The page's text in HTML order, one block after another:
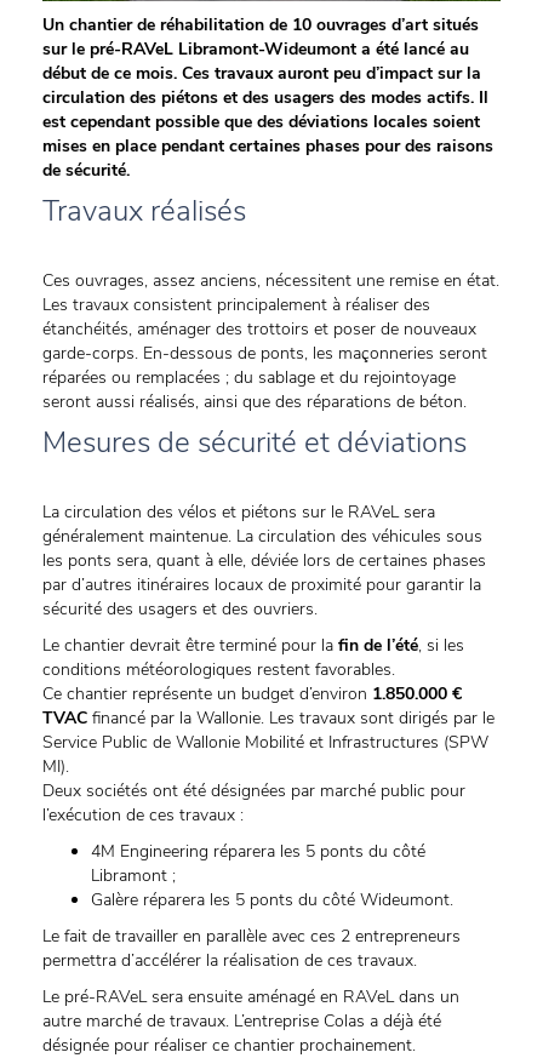
Un chantier de réhabilitation de 10 ouvrages d’art situés
sur le pré-RAVeL Libramont-Wideumont a été lancé au
début de ce mois. Ces travaux auront peu d’impact sur la
circulation des piétons et des usagers des modes actifs. Il
est cependant possible que des déviations locales soient
mises en place pendant certaines phases pour des raisons
de sécurité.
Travaux réalisés
Ces ouvrages, assez anciens, nécessitent une remise en état.
Les travaux consistent principalement à réaliser des
étanchéités, aménager des trottoirs et poser de nouveaux
garde-corps. En-dessous de ponts, les maçonneries seront
réparées ou remplacées ; du sablage et du rejointoyage
seront aussi réalisés, ainsi que des réparations de béton.
Mesures de sécurité et déviations
La circulation des vélos et piétons sur le RAVeL sera
généralement maintenue. La circulation des véhicules sous
les ponts sera, quant à elle, déviée lors de certaines phases
par d’autres itinéraires locaux de proximité pour garantir la
sécurité des usagers et des ouvriers.
Le chantier devrait être terminé pour la fin de l’été, si les
conditions météorologiques restent favorables.
Ce chantier représente un budget d’environ 1.850.000 €
TVAC financé par la Wallonie. Les travaux sont dirigés par le
Service Public de Wallonie Mobilité et Infrastructures (SPW
MI).
Deux sociétés ont été désignées par marché public pour
l’exécution de ces travaux :
4M Engineering réparera les 5 ponts du côté
Libramont ;
Galère réparera les 5 ponts du côté Wideumont.
Le fait de travailler en parallèle avec ces 2 entrepreneurs
permettra d’accélérer la réalisation de ces travaux.
Le pré-RAVeL sera ensuite aménagé en RAVeL dans un
autre marché de travaux. L’entreprise Colas a déjà été
désignée pour réaliser ce chantier prochainement.